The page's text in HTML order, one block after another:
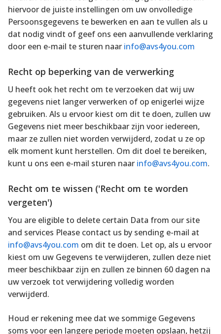
hiervoor de juiste instellingen om uw onvolledige
Persoonsgegevens te bewerken en aan te vullen als u
dat nodig vindt of geef ons een aanvullende verklaring
door een e-mail te sturen naar info@avs4you.com
Recht op beperking van de verwerking
U heeft ook het recht om te verzoeken dat wij uw
gegevens niet langer verwerken of op enigerlei wijze
gebruiken. Als u ervoor kiest om dit te doen, zullen uw
Gegevens niet meer beschikbaar zijn voor iedereen,
maar ze zullen niet worden verwijderd, zodat u ze op
elk moment kunt herstellen. Om dit doel te bereiken,
kunt u ons een e-mail sturen naar info@avs4you.com.
Recht om te wissen ('Recht om te worden
vergeten')
You are eligible to delete certain Data from our site
and services Please contact us by sending e-mail at
info@avs4you.com om dit te doen. Let op, als u ervoor
kiest om uw Gegevens te verwijderen, zullen deze niet
meer beschikbaar zijn en zullen ze binnen 60 dagen na
uw verzoek tot verwijdering volledig worden
verwijderd.
Houd er rekening mee dat we sommige Gegevens
soms voor een langere periode moeten opslaan, hetzij